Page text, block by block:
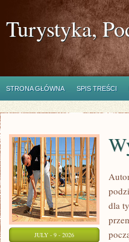
Turystyka,
STRONA GŁÓWNA SPIS TREŚCI
JULY - 9 - 2026
dla